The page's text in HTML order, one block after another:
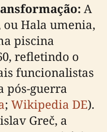
A
ou Hala umenia,
piscina
refletindo o
funcionalistas
pós-guerra
; Wikipedia DE).
Greč, a